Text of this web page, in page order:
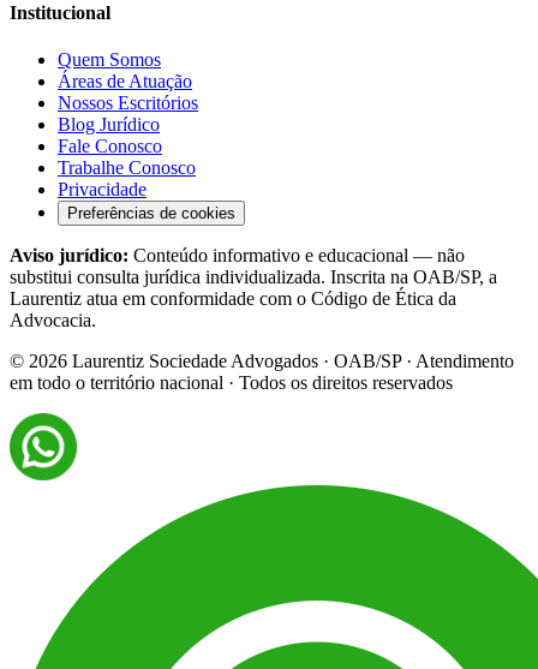
Institucional
Quem Somos
Áreas de Atuação
Nossos Escritórios
Blog Jurídico
Fale Conosco
Trabalhe Conosco
Privacidade
Preferências de cookies
Aviso jurídico: Conteúdo informativo e educacional — não
substitui consulta jurídica individualizada. Inscrita na OAB/SP, a
Laurentiz atua em conformidade com o Código de Ética da
Advocacia.
© 2026 Laurentiz Sociedade Advogados · OAB/SP · Atendimento
em todo o território nacional · Todos os direitos reservados